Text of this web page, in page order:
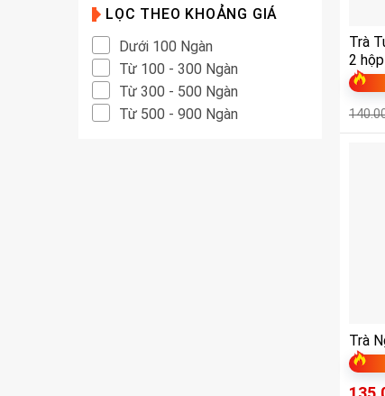
LỌC THEO KHOẢNG GIÁ
Dưới 100 Ngàn
Từ 100 - 300 Ngàn
Từ 300 - 500 Ngàn
Từ 500 - 900 Ngàn
Trà
2 hộp
Trà